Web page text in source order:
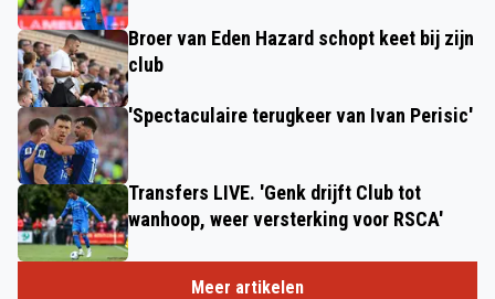
Broer van Eden Hazard schopt keet bij zijn
club
'Spectaculaire terugkeer van Ivan Perisic'
Transfers LIVE. 'Genk drijft Club tot
wanhoop, weer versterking voor RSCA'
Meer artikelen